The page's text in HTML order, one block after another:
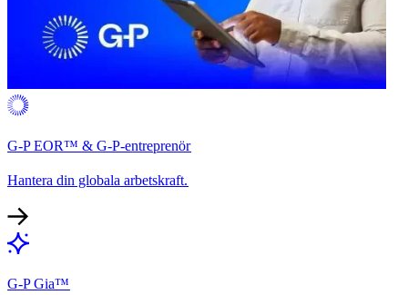
G-P EOR™ & G-P-entreprenör​​
Hantera din globala arbetskraft.​​
G-P Gia™​​